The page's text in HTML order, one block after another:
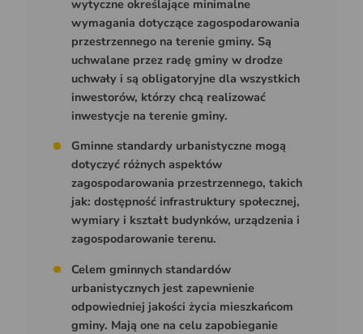
wytyczne określające minimalne
wymagania dotyczące zagospodarowania
przestrzennego na terenie gminy. Są
uchwalane przez radę gminy w drodze
uchwały i są obligatoryjne dla wszystkich
inwestorów, którzy chcą realizować
inwestycje na terenie gminy.
Gminne standardy urbanistyczne mogą
dotyczyć różnych aspektów
zagospodarowania przestrzennego, takich
jak: dostępność infrastruktury społecznej,
wymiary i kształt budynków, urządzenia i
zagospodarowanie terenu.
Celem gminnych standardów
urbanistycznych jest zapewnienie
odpowiedniej jakości życia mieszkańcom
gminy. Mają one na celu zapobieganie